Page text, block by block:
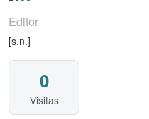
Editor
[s.n.]
0
Visitas